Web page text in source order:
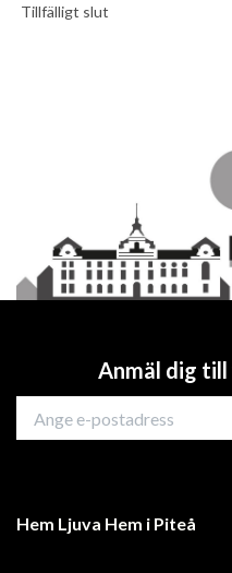
Tillfälligt slut
Anmäl dig
Hem Ljuva Hem i Piteå